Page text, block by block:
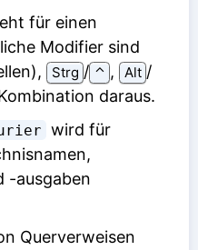
für einen
Modifier sind
Strg / ⌃ , Alt /
daraus.
wird für
-ausgaben
Querverweisen